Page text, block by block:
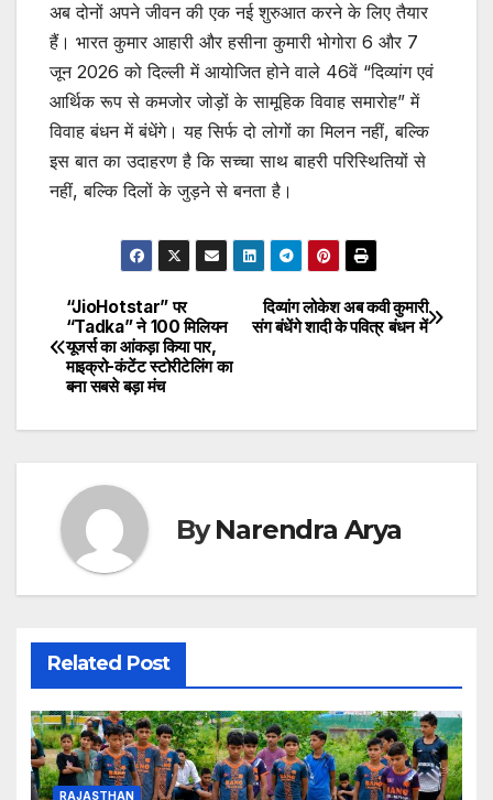
अब दोनों अपने जीवन की एक नई शुरुआत करने के लिए तैयार
हैं। भारत कुमार आहारी और हसीना कुमारी भोगोरा 6 और 7
जून 2026 को दिल्ली में आयोजित होने वाले 46वें “दिव्यांग एवं
आर्थिक रूप से कमजोर जोड़ों के सामूहिक विवाह समारोह” में
विवाह बंधन में बंधेंगे। यह सिर्फ दो लोगों का मिलन नहीं, बल्कि
इस बात का उदाहरण है कि सच्चा साथ बाहरी परिस्थितियों से
नहीं, बल्कि दिलों के जुड़ने से बनता है।
Post
navigation
दिव्यांग लोकेश अब कवी कुमारी
संग बंधेंगे शादी के पवित्र बंधन में
“JioHotstar” पर
“Tadka” ने 100 मिलियन
यूजर्स का आंकड़ा किया पार,
माइक्रो-कंटेंट स्टोरीटेलिंग का
बना सबसे बड़ा मंच
ByNarendra Arya
Related Post
RAJASTHAN